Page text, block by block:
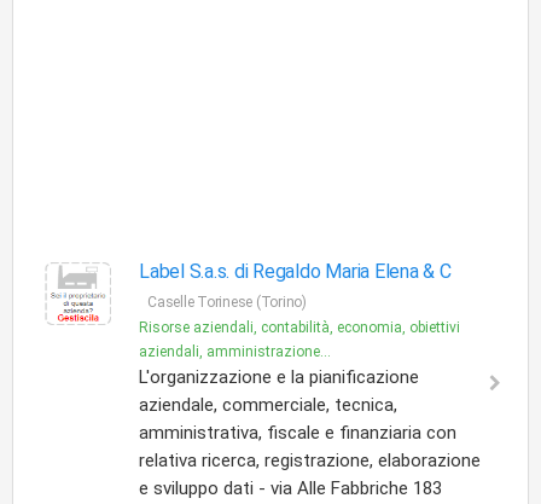
Label S.a.s. di Regaldo Maria Elena & C
Caselle Torinese (Torino)
Risorse aziendali, contabilità, economia, obiettivi
aziendali, amministrazione...
L'organizzazione e la pianificazione
aziendale, commerciale, tecnica,
amministrativa, fiscale e finanziaria con
relativa ricerca, registrazione, elaborazione
e sviluppo dati - via Alle Fabbriche 183